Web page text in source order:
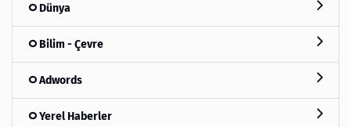
Dünya
Bilim - Çevre
Adwords
Yerel Haberler